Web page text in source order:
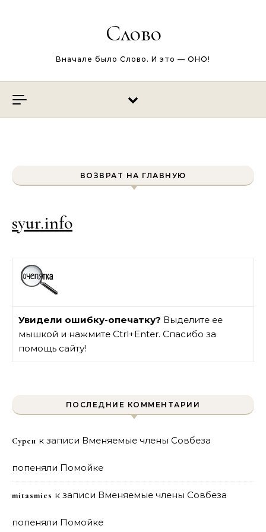
Слово
Вначале было Слово. И это — ОНО!
ВОЗВРАТ НА ГЛАВНУЮ
syur.info
Увидели ошибку-опечатку? Выделите ее
мышкой и нажмите Ctrl+Enter. Спасибо за
помощь сайту!
ПОСЛЕДНИЕ КОММЕНТАРИИ
Сурен к записи Вменяемые члены Совбеза
попеняли Помойке
mitasmies к записи Вменяемые члены Совбеза
попеняли Помойке